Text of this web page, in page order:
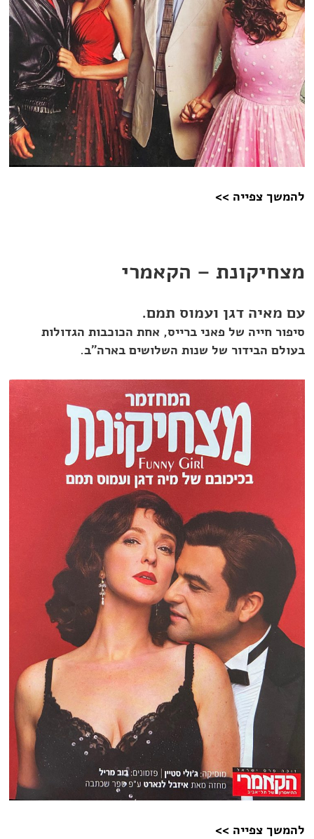
להמשך צפייה >>
מצחיקונת – הקאמרי
עם מאיה דגן ועמוס תמם.
סיפור חייה של פאני ברייס, אחת הכוכבות הגדולות
בעולם הבידור של שנות השלושים בארה"ב.
להמשך צפייה >>